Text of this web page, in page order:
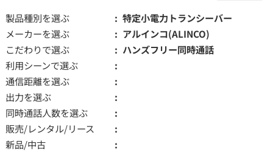
製品種別を選ぶ
特定小電力トランシーバー
メーカーを選ぶ
アルインコ(ALINCO)
こだわりで選ぶ
ハンズフリー同時通話
利用シーンで選ぶ
通信距離を選ぶ
出力を選ぶ
同時通話人数を選ぶ
販売/レンタル/リース
新品/中古